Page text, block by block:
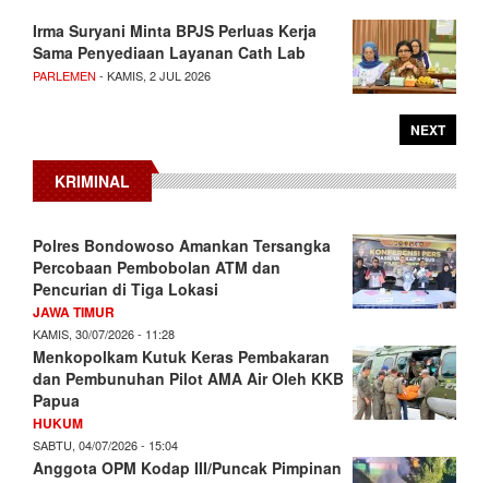
Irma Suryani Minta BPJS Perluas Kerja
Sama Penyediaan Layanan Cath Lab
PARLEMEN - KAMIS, 2 JUL 2026
NEXT
KRIMINAL
Polres Bondowoso Amankan Tersangka
Percobaan Pembobolan ATM dan
Pencurian di Tiga Lokasi
JAWA TIMUR
KAMIS, 30/07/2026 - 11:28
Menkopolkam Kutuk Keras Pembakaran
dan Pembunuhan Pilot AMA Air Oleh KKB
Papua
HUKUM
SABTU, 04/07/2026 - 15:04
Anggota OPM Kodap III/Puncak Pimpinan